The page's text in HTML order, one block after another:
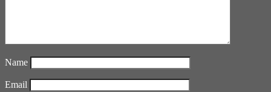
Name
Email